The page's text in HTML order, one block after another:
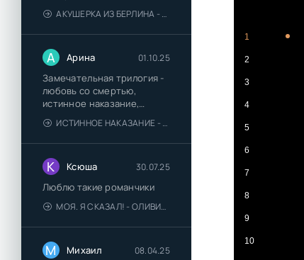
АКУШЕРКА ИЗ БЕРЛИНА - АННА СТЮАРТ
А Арина 01.10.25
Замечательная трилогия -
любовь со смертью,
истинное наказание,
любимая для монстра -
понравились
ИСТИННОЕ НАКАЗАНИЕ - ОЛЬГА ГУСЕЙНОВА
К Ксюша 30.07.25
Люблю такие романчики
МОЯ. Я СКАЗАЛ! - ОЛИВИЯ ЛЕЙК
М Михаил 08.04.25
1
2
3
4
5
6
7
8
9
10